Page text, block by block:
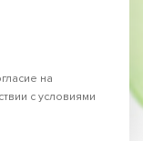
на
с условиями